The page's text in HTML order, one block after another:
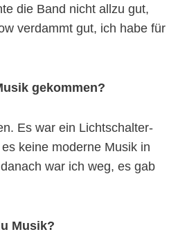
die Band nicht allzu gut,
verdammt gut, ich habe für
gekommen?
Es war ein Lichtschalter-
keine moderne Musik in
war ich weg, es gab
Musik?